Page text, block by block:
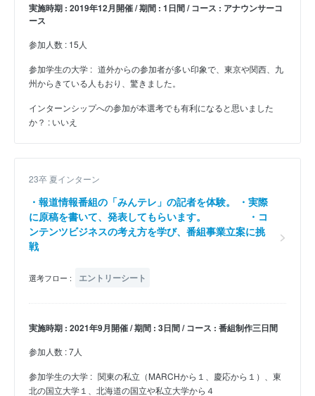
実施時期 : 2019年12月開催 / 期間 : 1日間 / コース : アナウンサーコ
ース
参加人数 : 15人
参加学生の大学 : 道外からの参加者が多い印象で、東京や関西、九
州からきている人もおり、驚きました。
インターンシップへの参加が本選考でも有利になると思いました
か？ : いいえ
23卒 夏インターン
・報道情報番組の「みんテレ」の記者を体験。 ・実際
に原稿を書いて、発表してもらいます。 ・コ
ンテンツビジネスの考え方を学び、番組事業立案に挑
戦
選考フロー : エントリーシート
実施時期 : 2021年9月開催 / 期間 : 3日間 / コース : 番組制作三日間
参加人数 : 7人
参加学生の大学 : 関東の私立（MARCHから１、慶応から１）、東
北の国立大学１、北海道の国立や私立大学から４